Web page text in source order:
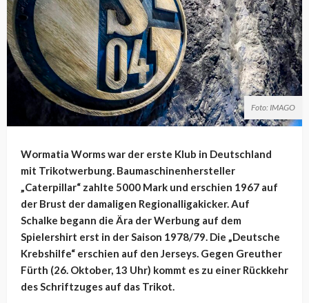
Foto: IMAGO
Wormatia Worms war der erste Klub in Deutschland
mit Trikotwerbung. Baumaschinenhersteller
„Caterpillar“ zahlte 5000 Mark und erschien 1967 auf
der Brust der damaligen Regionalligakicker. Auf
Schalke begann die Ära der Werbung auf dem
Spielershirt erst in der Saison 1978/79. Die „Deutsche
Krebshilfe“ erschien auf den Jerseys. Gegen Greuther
Fürth (26. Oktober, 13 Uhr) kommt es zu einer Rückkehr
des Schriftzuges auf das Trikot.